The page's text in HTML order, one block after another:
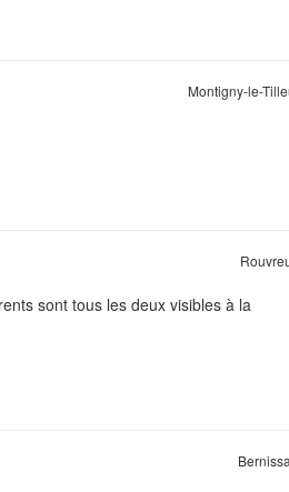
Montigny-le-
sont tous les deux visibles à la